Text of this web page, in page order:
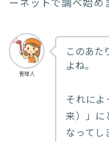
ーネットで調べ始め
管理人
このあた
よね。
それによ
来）」に
なってし